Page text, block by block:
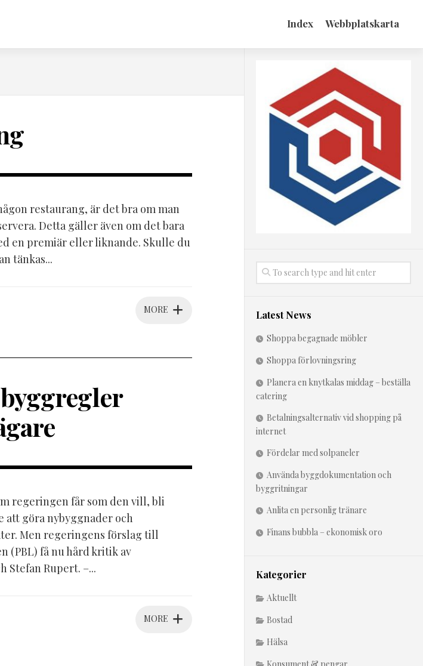
Index Webbplatskarta
restaurang, är det bra om man
Detta gäller även om det bara
en premiär eller liknande. Skulle du
tänkas...
MORE
regeringen får som den vill, bli
att göra nybyggnader och
Men regeringens förslag till
(PBL) få nu hård kritik av
Stefan Rupert. –...
MORE
Latest News
Shoppa begagnade möbler
Shoppa förlovningsring
Planera en knytkalas middag – beställa
catering
Betalningsalternativ vid shopping på
internet
Fördelar med solpaneler
Använda byggdokumentation och
byggritningar
Anlita en personlig tränare
Finans bubbla – ekonomisk oro
Kategorier
Aktuellt
Bostad
Hälsa